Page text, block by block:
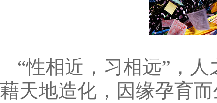
“性相近，习相远”，
藉天地造化，因缘孕育